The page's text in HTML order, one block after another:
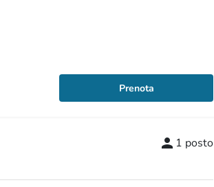
Prenota
person 1 posto